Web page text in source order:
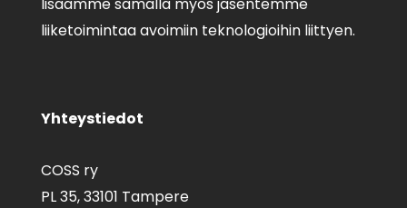
liiketoimintaa avoimiin teknologioihin liittyen.
Yhteystiedot
COSS ry
PL 35,33101 Tampere